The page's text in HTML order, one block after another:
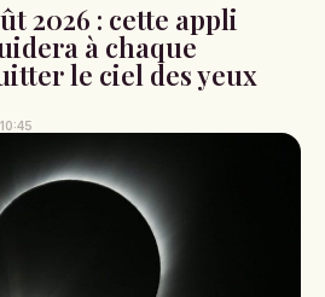
2026 : cette appli
à chaque
le ciel des yeux
10:45